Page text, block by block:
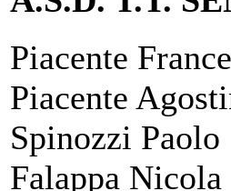
Piacente
Piacente
Spinozzi
Falappa